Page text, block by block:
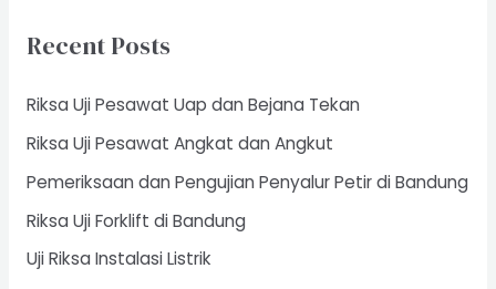
h
:
Recent Posts
Riksa Uji Pesawat Uap dan Bejana Tekan
Riksa Uji Pesawat Angkat dan Angkut
Pemeriksaan dan Pengujian Penyalur Petir di Bandung
Riksa Uji Forklift di Bandung
Uji Riksa Instalasi Listrik